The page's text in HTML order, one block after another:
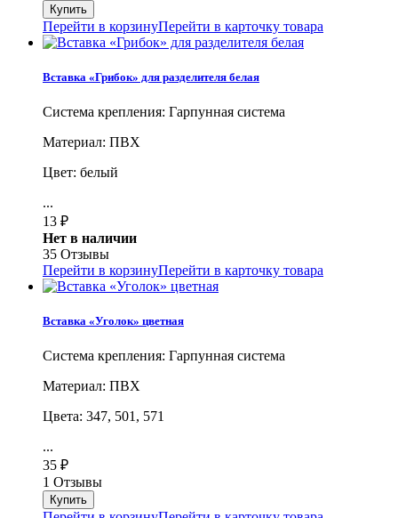
Перейти в корзинуПерейти в карточку товара
Вставка «Грибок» для разделителя белая
Система крепления: Гарпунная система
Материал: ПВХ
Цвет: белый
...
13 ₽
Нет в наличии
35 Отзывы
Перейти в корзинуПерейти в карточку товара
Вставка «Уголок» цветная
Система крепления: Гарпунная система
Материал: ПВХ
Цвета: 347, 501, 571
...
35 ₽
1 Отзывы